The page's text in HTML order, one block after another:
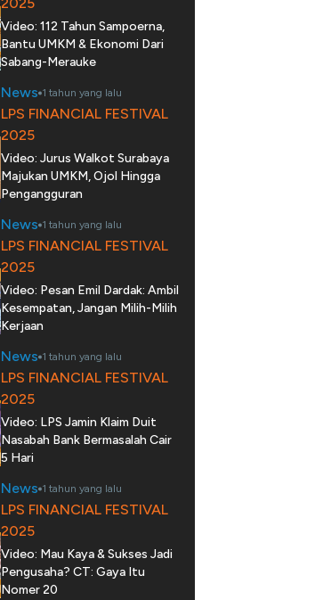
Video: 112 Tahun Sampoerna,
Bantu UMKM & Ekonomi Dari
Sabang-Merauke
News 1 tahun yang lalu
LPS FINANCIAL FESTIVAL
2025
Video: Jurus Walkot Surabaya
Majukan UMKM, Ojol Hingga
Pengangguran
News 1 tahun yang lalu
LPS FINANCIAL FESTIVAL
2025
Video: Pesan Emil Dardak: Ambil
Kesempatan, Jangan Milih-Milih
Kerjaan
News 1 tahun yang lalu
LPS FINANCIAL FESTIVAL
2025
Video: LPS Jamin Klaim Duit
Nasabah Bank Bermasalah Cair
5 Hari
News 1 tahun yang lalu
LPS FINANCIAL FESTIVAL
2025
Video: Mau Kaya & Sukses Jadi
Pengusaha? CT: Gaya Itu
Nomer 20